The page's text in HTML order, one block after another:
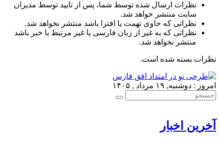
نظرات ارسال شده توسط شما، پس از تایید توسط مدیران
سایت منتشر خواهد شد.
نظراتی که حاوی تهمت یا افترا باشد منتشر نخواهد شد.
نظراتی که به غیر از زبان فارسی یا غیر مرتبط با خبر باشد
منتشر نخواهد شد.
نظرات بسته شده است.
امروز : دوشنبه, ۱۹ مرداد , ۱۴۰۵
آخرین اخبار